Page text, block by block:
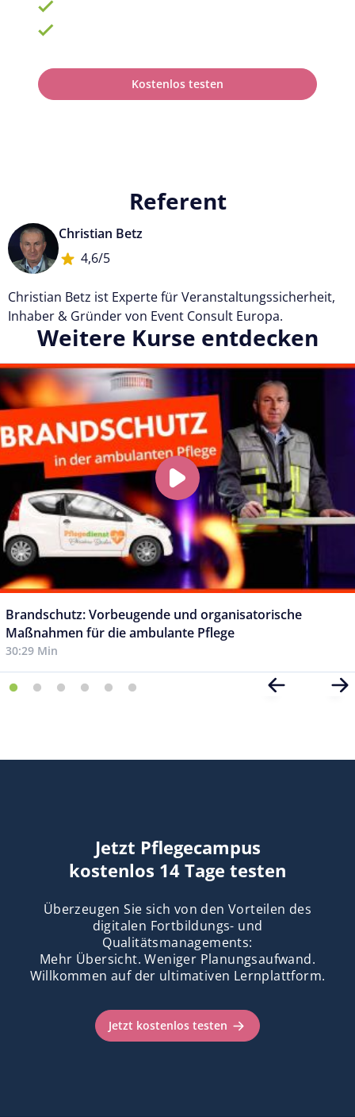
Kostenlos testen
Referent
Christian Betz
4,6/5
Christian Betz ist Experte für Veranstaltungssicherheit,
Inhaber & Gründer von Event Consult Europa.
Weitere Kurse entdecken
Brandschutz: Vorbeugende und organisatorische
Maßnahmen für die ambulante Pflege
30:29 Min
Jetzt Pflegecampus
kostenlos 14 Tage testen
Überzeugen Sie sich von den Vorteilen des
digitalen Fortbildungs- und
Qualitätsmanagements:
Mehr Übersicht. Weniger Planungsaufwand.
Willkommen auf der ultimativen Lernplattform.
Jetzt kostenlos testen